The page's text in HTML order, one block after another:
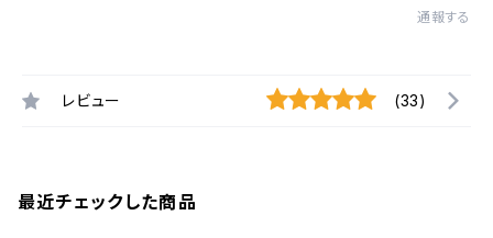
通報する
レビュー (33)
最近チェックした商品